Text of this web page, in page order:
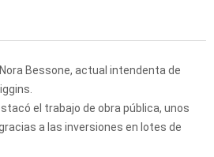
Bessone, actual intendenta de
el trabajo de obra pública, unos
a las inversiones en lotes de